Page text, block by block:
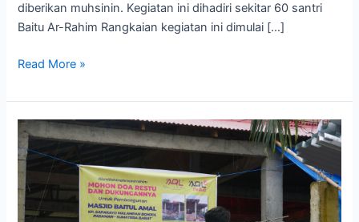
diberikan muhsinin. Kegiatan ini dihadiri sekitar 60 santri
Baitu Ar-Rahim Rangkaian kegiatan ini dimulai […]
Read More »
Persiapkan
Investasi
Untuk
Kebahagiaan
di